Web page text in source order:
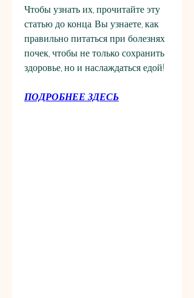
Чтобы узнать их, прочитайте эту
статью до конца. Вы узнаете, как
правильно питаться при болезнях
почек, чтобы не только сохранить
здоровье, но и наслаждаться едой!
ПОДРОБНЕЕ ЗДЕСЬ